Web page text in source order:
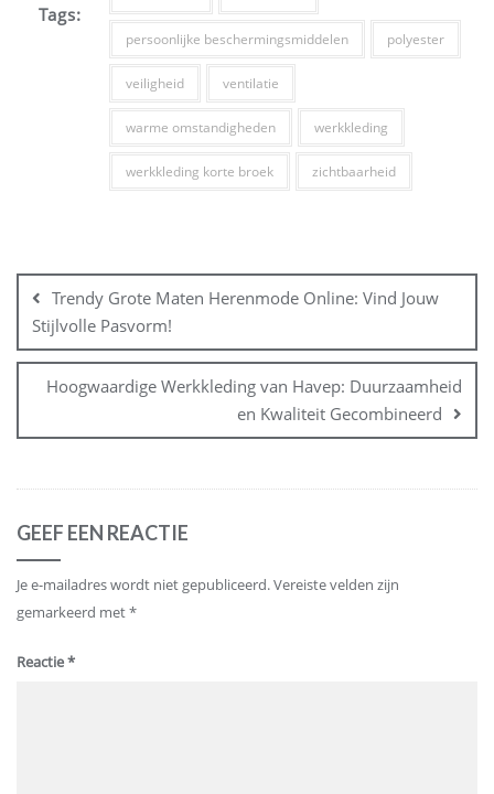
Tags:
persoonlijke beschermingsmiddelen polyester
veiligheid ventilatie
warme omstandigheden werkkleding
werkkleding korte broek zichtbaarheid
navigatie
Trendy Grote Maten Herenmode Online: Vind Jouw
Stijlvolle Pasvorm!
Hoogwaardige Werkkleding van Havep: Duurzaamheid
en Kwaliteit Gecombineerd
GEEF EEN REACTIE
Je e-mailadres wordt niet gepubliceerd.Vereiste velden zijn
gemarkeerd met*
Reactie*